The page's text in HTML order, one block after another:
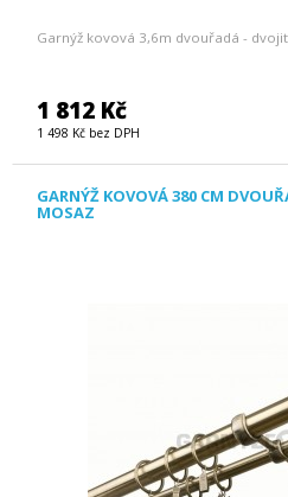
Garnýž kovová 3,6m dvouřadá -
1 812 Kč
1 498 Kč bez DPH
GARNÝŽ KOVOVÁ 380 CM
MOSAZ